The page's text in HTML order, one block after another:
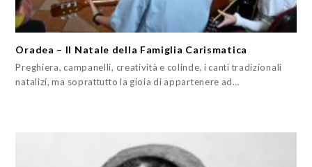
Oradea – Il Natale della Famiglia Carismatica
Preghiera, campanelli, creatività e colinde, i canti tradizionali
natalizi, ma soprattutto la gioia di appartenere ad…